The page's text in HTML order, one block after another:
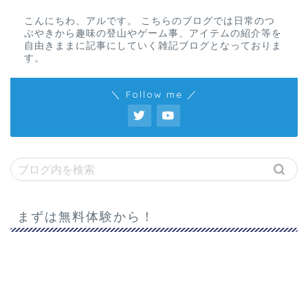
こんにちわ、アルです。 こちらのブログでは日常のつ
ぶやきから趣味の登山やゲーム事、アイテムの紹介等を
自由きままに記事にしていく雑記ブログとなっておりま
す。
＼ Follow me ／
まずは無料体験から！